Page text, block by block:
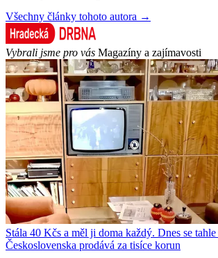
Všechny články tohoto autora →
Vybrali jsme pro vás Magazíny a zajímavosti
Stála 40 Kčs a měl ji doma každý. Dnes se
Československa prodává za tisíce korun